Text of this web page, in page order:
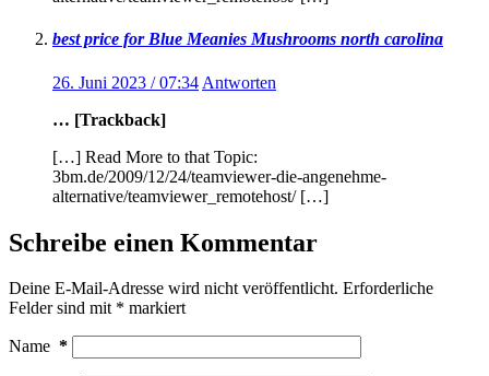
best price for Blue Meanies Mushrooms north carolina
26. Juni 2023 / 07:34 Antworten
… [Trackback]
[…] Read More to that Topic:
3bm.de/2009/12/24/teamviewer-die-angenehme-
alternative/teamviewer_remotehost/ […]
Schreibe einen Kommentar
Deine E-Mail-Adresse wird nicht veröffentlicht. Erforderliche
Felder sind mit * markiert
Name *